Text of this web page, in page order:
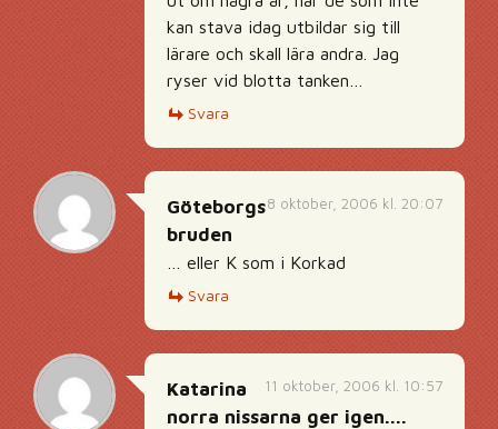
kan stava idag utbildar sig till
lärare och skall lära andra. Jag
ryser vid blotta tanken…
Svara
8 oktober, 2006 kl. 20:07
Göteborgs
bruden
… eller K som i Korkad
Svara
11 oktober, 2006 kl. 10:57
Katarina
norra nissarna ger igen....